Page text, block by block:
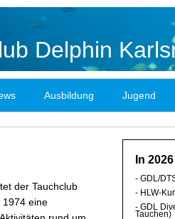
Delphin
Ausbildung Jugend
der Tauchclub
1974 eine
In
- GDL/
- HLW-
- GDL
Tauchen)